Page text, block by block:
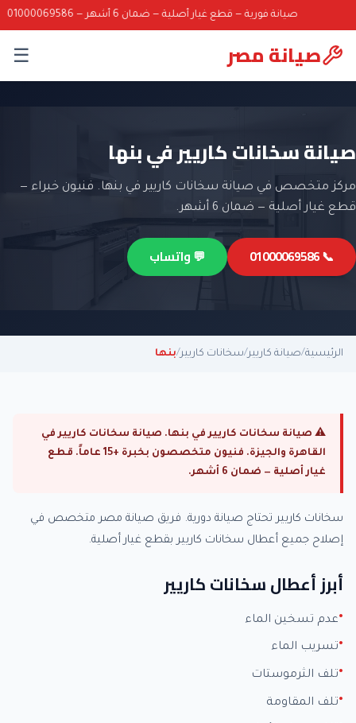
صيانة فورية — قطع غيار أصلية — ضمان 6 أشهر — 01000069586
صيانة مصر ☰
صيانة سخانات كاريير في بنها
مركز متخصص في صيانة سخانات كاريير في بنها. فنيون خبراء —
قطع غيار أصلية — ضمان 6 أشهر.
📞 01000069586 💬 واتساب
الرئيسية/صيانة كاريير/سخانات كاريير/بنها
⚠ صيانة سخانات كاريير في بنها. صيانة سخانات كاريير في
القاهرة والجيزة. فنيون متخصصون بخبرة +15 عاماً. قطع
غيار أصلية — ضمان 6 أشهر.
سخانات كاريير تحتاج صيانة دورية. فريق صيانة مصر متخصص في
إصلاح جميع أعطال سخانات كاريير بقطع غيار أصلية.
أبرز أعطال سخانات كاريير
عدم تسخين الماء
تسريب الماء
تلف الثرموستات
تلف المقاومة